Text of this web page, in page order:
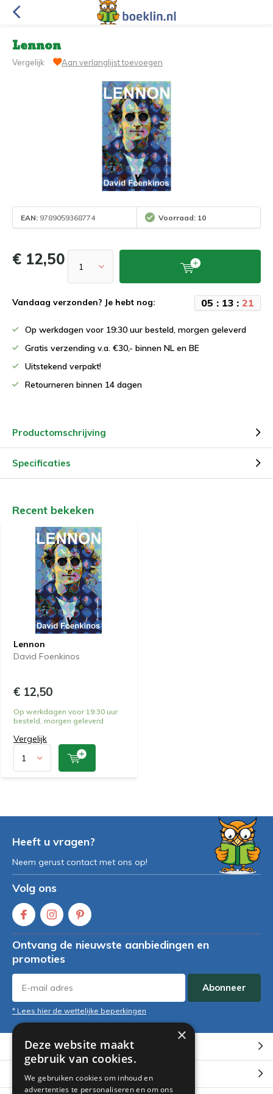
Lennon
Vergelijk Aan verlanglijst toevoegen
EAN: 9789059368774 Voorraad: 10
€ 12,50
Vandaag verzonden? Je hebt nog: 05 : 13 : 21
Op werkdagen voor 19:30 uur besteld, morgen geleverd
Gratis verzending v.a. €30,- binnen NL en BE
Uitstekend verpakt!
Retourneren binnen 14 dagen
Productomschrijving
Specificaties
Recent bekeken
Lennon
David Foenkinos
€ 12,50
Op werkdagen voor 19:30 uur
besteld, morgen geleverd
Vergelijk
Heeft u vragen?
Neem gerust contact met ons op!
Volg ons
Ontvang de nieuwste aanbiedingen en
promoties
Abonneer
* Lees hier de wettelijke beperkingen
Klantenservice
Mijn account
×
Deze website maakt
gebruik van cookies.
We gebruiken cookies om inhoud en
advertenties te personaliseren en om ons